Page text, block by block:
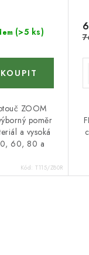
(>5 ks)
ZOOM
poměr
a vysoká
60, 80 a
Kód: T115/Z80R